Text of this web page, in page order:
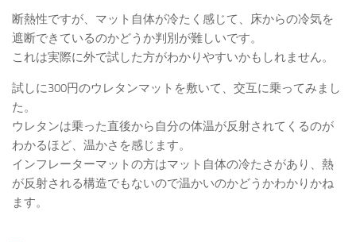
断熱性ですが、マット自体が冷たく感じて、床からの冷気を
遮断できているのかどうか判別が難しいです。
これは実際に外で試した方がわかりやすいかもしれません。
試しに300円のウレタンマットを敷いて、交互に乗ってみまし
た。
ウレタンは乗った直後から自分の体温が反射されてくるのが
わかるほど、温かさを感じます。
インフレーターマットの方はマット自体の冷たさがあり、熱
が反射される構造でもないので温かいのかどうかわかりかね
ます。